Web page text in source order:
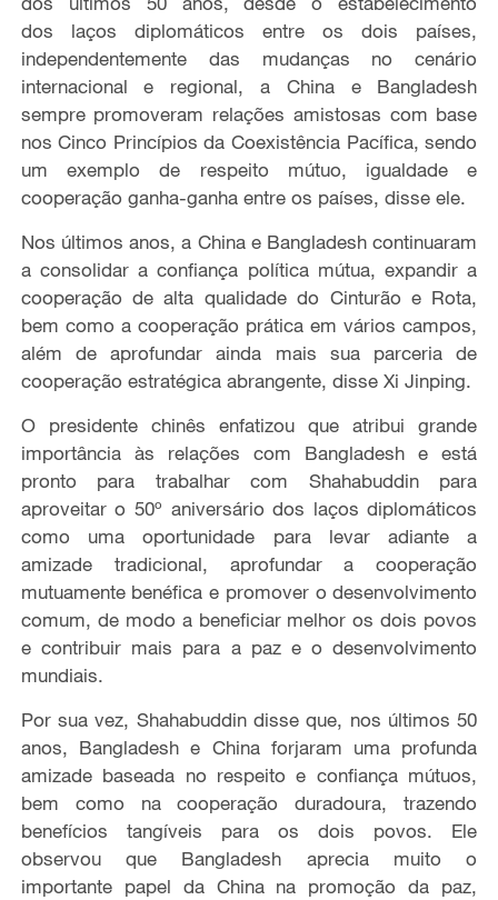
dos laços diplomáticos entre os dois países,
independentemente das mudanças no cenário
internacional e regional, a China e Bangladesh
sempre promoveram relações amistosas com base
nos Cinco Princípios da Coexistência Pacífica, sendo
um exemplo de respeito mútuo, igualdade e
cooperação ganha-ganha entre os países, disse ele.
Nos últimos anos, a China e Bangladesh continuaram
a consolidar a confiança política mútua, expandir a
cooperação de alta qualidade do Cinturão e Rota,
bem como a cooperação prática em vários campos,
além de aprofundar ainda mais sua parceria de
cooperação estratégica abrangente, disse Xi Jinping.
O presidente chinês enfatizou que atribui grande
importância às relações com Bangladesh e está
pronto para trabalhar com Shahabuddin para
aproveitar o 50º aniversário dos laços diplomáticos
como uma oportunidade para levar adiante a
amizade tradicional, aprofundar a cooperação
mutuamente benéfica e promover o desenvolvimento
comum, de modo a beneficiar melhor os dois povos
e contribuir mais para a paz e o desenvolvimento
mundiais.
Por sua vez, Shahabuddin disse que, nos últimos 50
anos, Bangladesh e China forjaram uma profunda
amizade baseada no respeito e confiança mútuos,
bem como na cooperação duradoura, trazendo
benefícios tangíveis para os dois povos. Ele
observou que Bangladesh aprecia muito o
importante papel da China na promoção da paz,